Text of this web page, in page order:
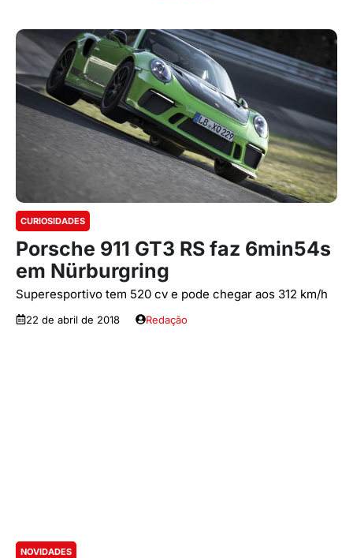
CURIOSIDADES
Porsche 911 GT3 RS faz 6min54s
em Nürburgring
Superesportivo tem 520 cv e pode chegar aos 312 km/h
22 de abril de 2018 Redação
NOVIDADES